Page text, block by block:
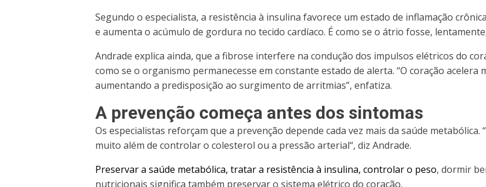
Segundo o especialista, a resistência à insulina favorece um estado de inflamação
e aumenta o acúmulo de gordura no tecido cardíaco. É como se o átrio fosse,
Andrade explica ainda, que a fibrose interfere na condução dos impulsos elétricos do
como se o organismo permanecesse em constante estado de alerta. “O coração acelera
aumentando a predisposição ao surgimento de arritmias”, enfatiza.
A prevenção começa antes dos sintomas
Os especialistas reforçam que a prevenção depende cada vez mais da saúde metabólica. “
muito além de controlar o colesterol ou a pressão arterial“, diz Andrade.
Preservar a saúde metabólica, tratar a resistência à insulina, controlar o peso, dormir
nutricionais significa também preservar o sistema elétrico do coração.